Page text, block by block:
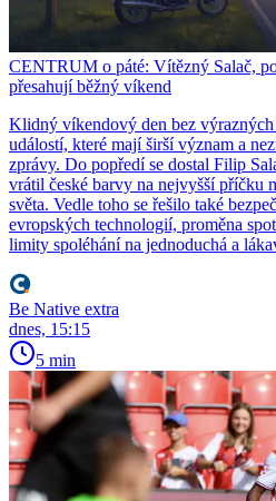
CENTRUM o páté: Vítězný Salač,
přesahují běžný víkend
Klidný víkendový den bez
událostí, které mají širší význam a
zprávy. Do popředí se dostal Filip
vrátil české barvy na nejvyšší příčku
světa. Vedle toho se řešilo také
evropských technologií, proměna
limity spoléhání na jednoduchá a
Be Native extra
dnes, 15:15
5 min